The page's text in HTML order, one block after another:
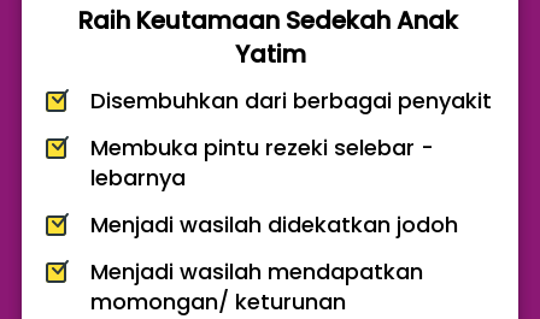
Raih Keutamaan Sedekah Anak
Yatim
Membuka pintu rezeki selebar -
lebarnya
Menjadi wasilah didekatkan jodoh
Menjadi wasilah mendapatkan
momongan/ keturunan